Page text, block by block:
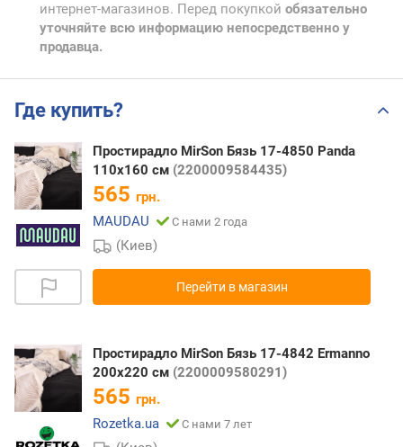
интернет-магазинов. Перед покупкой обязательно
уточняйте всю информацию непосредственно у
продавца.
Где купить?
Простирадло MirSon Бязь 17-4850 Panda
110х160 см (2200009584435)
565 грн.
MAUDAU
С нами 2 года
(Киев)
Перейти в магазин
Простирадло MirSon Бязь 17-4842 Ermanno
200x220 см (2200009580291)
565 грн.
Rozetka.ua
С нами 7 лет